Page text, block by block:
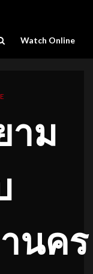
Watch Online
าม
นคร